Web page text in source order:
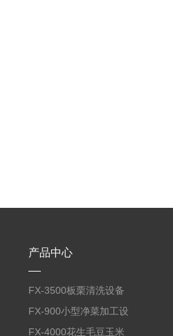
产品中心
FX-3500板栗清洗设备
全自动气泡清洗机
FX-900小型净菜加工设
备野菜清洗机
FX-4000花生毛豆玉米